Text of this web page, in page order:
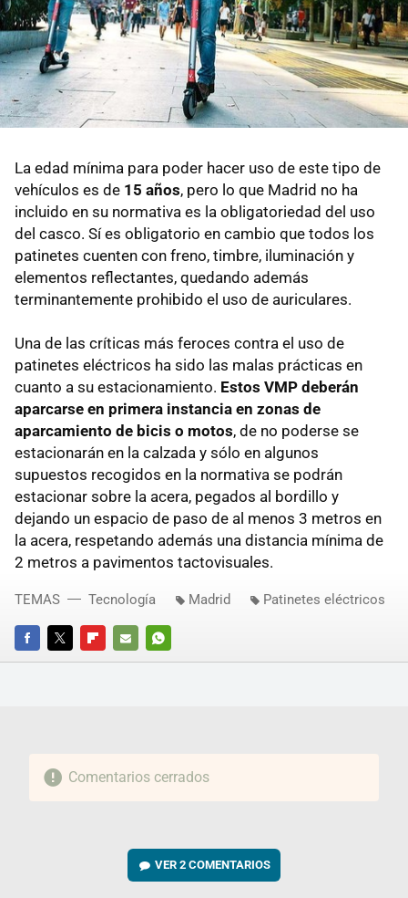
La edad mínima para poder hacer uso de este tipo de
vehículos es de 15 años, pero lo que Madrid no ha
incluido en su normativa es la obligatoriedad del uso
del casco. Sí es obligatorio en cambio que todos los
patinetes cuenten con freno, timbre, iluminación y
elementos reflectantes, quedando además
terminantemente prohibido el uso de auriculares.
Una de las críticas más feroces contra el uso de
patinetes eléctricos ha sido las malas prácticas en
cuanto a su estacionamiento. Estos VMP deberán
aparcarse en primera instancia en zonas de
aparcamiento de bicis o motos, de no poderse se
estacionarán en la calzada y sólo en algunos
supuestos recogidos en la normativa se podrán
estacionar sobre la acera, pegados al bordillo y
dejando un espacio de paso de al menos 3 metros en
la acera, respetando además una distancia mínima de
2 metros a pavimentos tactovisuales.
FACEBOOKTWITTERFLIPBOARD
E-
WHATSAPP
TEMAS Tecnología Madrid Patinetes eléctricos
Comentarios cerrados
VER2 COMENTARIOS